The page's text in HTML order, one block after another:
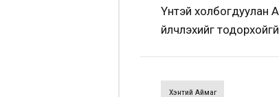
Үүнтэй холбогдуулан
үйлчлэхийг
Хэнтий Аймаг